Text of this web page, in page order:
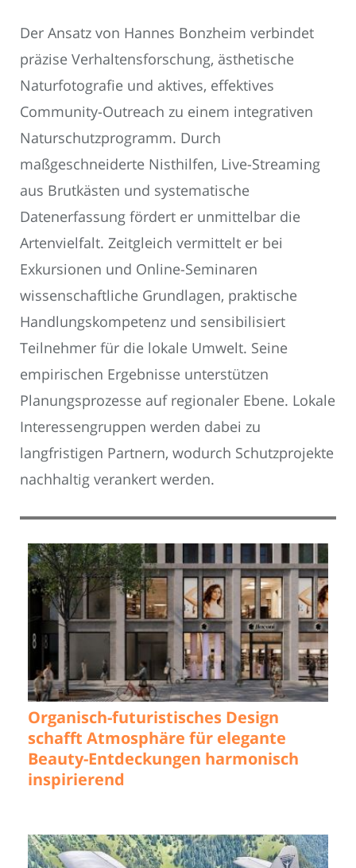
Der Ansatz von Hannes Bonzheim verbindet
präzise Verhaltensforschung, ästhetische
Naturfotografie und aktives, effektives
Community-Outreach zu einem integrativen
Naturschutzprogramm. Durch
maßgeschneiderte Nisthilfen, Live-Streaming
aus Brutkästen und systematische
Datenerfassung fördert er unmittelbar die
Artenvielfalt. Zeitgleich vermittelt er bei
Exkursionen und Online-Seminaren
wissenschaftliche Grundlagen, praktische
Handlungskompetenz und sensibilisiert
Teilnehmer für die lokale Umwelt. Seine
empirischen Ergebnisse unterstützen
Planungsprozesse auf regionaler Ebene. Lokale
Interessengruppen werden dabei zu
langfristigen Partnern, wodurch Schutzprojekte
nachhaltig verankert werden.
Organisch-futuristisches Design
schafft Atmosphäre für elegante
Beauty-Entdeckungen harmonisch
inspirierend